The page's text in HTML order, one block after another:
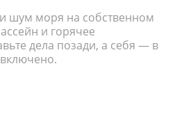
шум моря на собственном
и горячее
дела позади, а себя — в
включено.